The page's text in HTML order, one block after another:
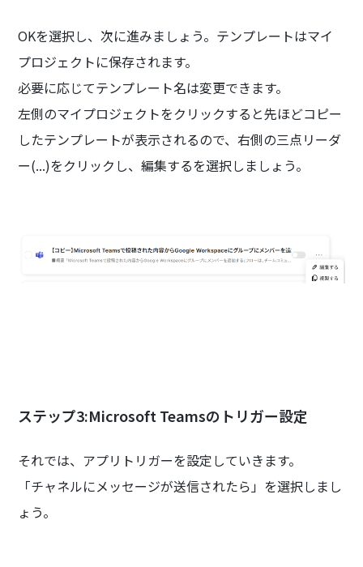
OKを選択し、次に進みましょう。テンプレートはマイ
プロジェクトに保存されます。
必要に応じてテンプレート名は変更できます。
左側のマイプロジェクトをクリックすると先ほどコピー
したテンプレートが表示されるので、右側の三点リーダ
ー(...)をクリックし、編集するを選択しましょう。
ステップ3:Microsoft Teamsのトリガー設定
それでは、アプリトリガーを設定していきます。
「チャネルにメッセージが送信されたら」を選択しまし
ょう。